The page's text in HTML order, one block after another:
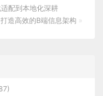
配到本地化深耕
造高效的B端信息架构 »